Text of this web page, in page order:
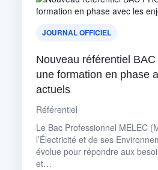
JOURNAL OFFICIEL
Nouveau référentiel
une formation en phase
actuels
Référentiel
Le Bac Professionnel MELEC
l’Électricité et de ses
évolue pour répondre aux
et…